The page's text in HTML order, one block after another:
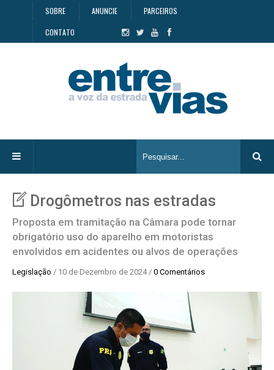
SOBRE ANUNCIE PARCEIROS
CONTATO
Drogômetros nas estradas
Proposta em tramitação na Câmara pode tornar
obrigatório uso do aparelho em motoristas
envolvidos em acidentes ou alvos de operações
Legislação / 10 de Dezembro de 2024 / 0 Comentários